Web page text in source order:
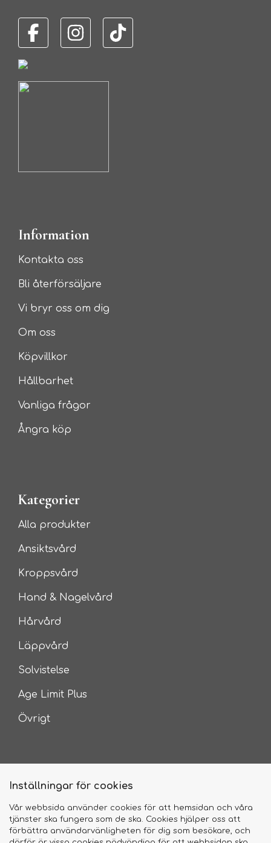
Information
Kontakta oss
Bli återförsäljare
Vi bryr oss om dig
Om oss
Köpvillkor
Hållbarhet
Vanliga frågor
Ångra köp
Kategorier
Alla produkter
Ansiktsvård
Kroppsvård
Hand & Nagelvård
Hårvård
Läppvård
Solvistelse
Age Limit Plus
Övrigt
2026 © Camilla of Sweden
Inställningar för cookies
Vår webbsida använder cookies för att hemsidan och våra
tjänster ska fungera som de ska. Cookies hjälper oss att
förbättra användarvänligheten för dig som besökare, och